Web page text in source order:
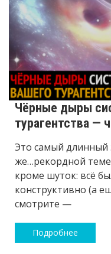
Чёрные дыры
турагентства —
Это самый
же…рекордной
кроме шуток: всё
конструктивно (а
смотрите —
Подробнее